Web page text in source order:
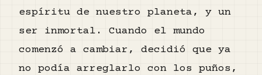
espíritu de nuestro planeta, y un
ser inmortal. Cuando el mundo
comenzó a cambiar, decidió que ya
no podía arreglarlo con los puños,